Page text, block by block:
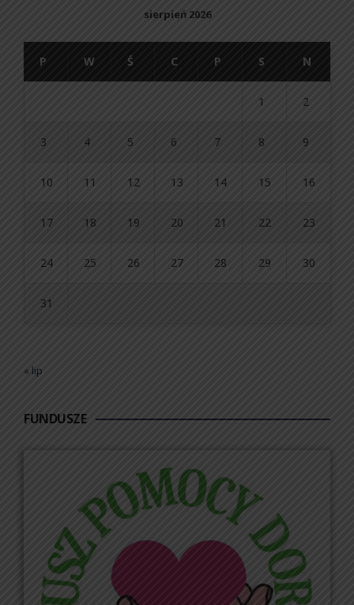
sierpień 2026
P W Ś C P S N
1 2
3 4 5 6 7 8 9
10 11 12 13 14 15 16
17 18 19 20 21 22 23
24 25 26 27 28 29 30
31
« lip
FUNDUSZE